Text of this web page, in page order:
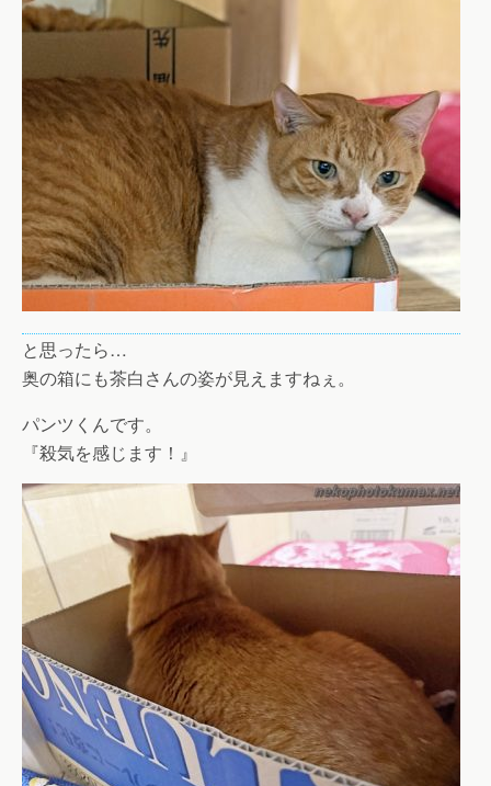
と思ったら…
奥の箱にも茶白さんの姿が見えますねぇ。
パンツくんです。
『殺気を感じます！』